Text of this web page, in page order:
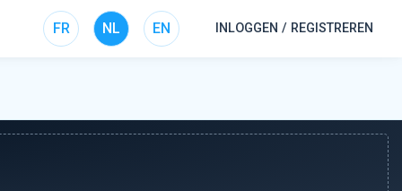
FR NL EN INLOGGEN / REGISTREREN